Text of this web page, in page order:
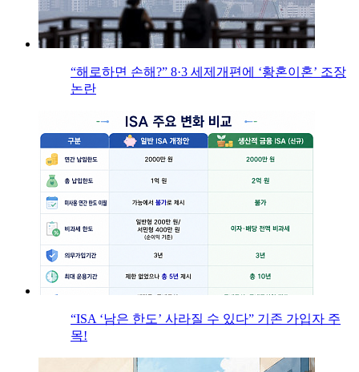
“해로하면 손해?” 8·3 세제개편에 ‘황혼이혼’ 조장
논란
“ISA ‘남은 한도’ 사라질 수 있다” 기존 가입자 주
목!